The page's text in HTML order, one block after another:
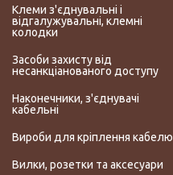
Клеми з'єднувальні і
відгалужувальні, клемні
колодки
Засоби захисту від
несанкціанованого доступу
Наконечники, з'єднувачі
кабельні
Вироби для кріплення кабелю
Вилки, розетки та аксесуари